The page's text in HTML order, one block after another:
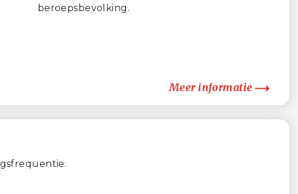
beroepsbevolking.
Meer informatie